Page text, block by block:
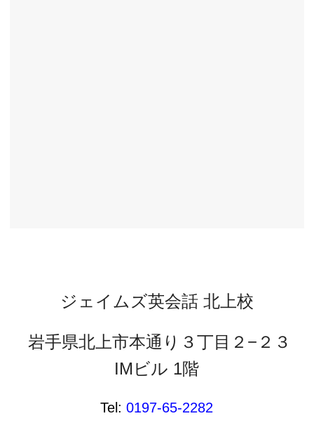
ジェイムズ英会話 北上校
岩手県北上市本通り３丁目２−２３
IMビル 1階
Tel:0197-65-2282